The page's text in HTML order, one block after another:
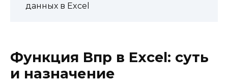
данных в Excel
Функция Впр в Excel: суть
и назначение